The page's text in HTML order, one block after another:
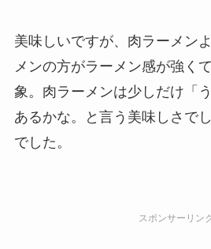
美味しいですが、肉ラーメン
メンの方がラーメン感が強く
象。肉ラーメンは少しだけ「
あるかな。と言う美味しさで
でした。
スポンサーリン